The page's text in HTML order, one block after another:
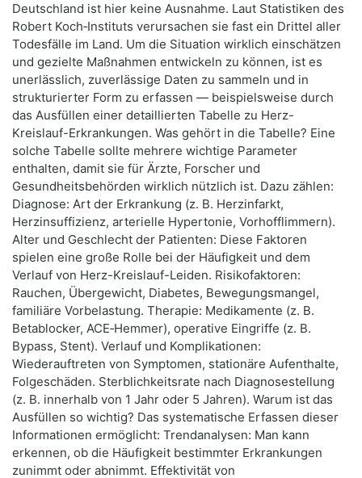
Deutschland ist hier keine Ausnahme. Laut Statistiken des
Robert Koch‑Instituts verursachen sie fast ein Drittel aller
Todesfälle im Land. Um die Situation wirklich einschätzen
und gezielte Maßnahmen entwickeln zu können, ist es
unerlässlich, zuverlässige Daten zu sammeln und in
strukturierter Form zu erfassen — beispielsweise durch
das Ausfüllen einer detaillierten Tabelle zu Herz-
Kreislauf-Erkrankungen. Was gehört in die Tabelle? Eine
solche Tabelle sollte mehrere wichtige Parameter
enthalten, damit sie für Ärzte, Forscher und
Gesundheitsbehörden wirklich nützlich ist. Dazu zählen:
Diagnose: Art der Erkrankung (z. B. Herzinfarkt,
Herzinsuffizienz, arterielle Hypertonie, Vorhofflimmern).
Alter und Geschlecht der Patienten: Diese Faktoren
spielen eine große Rolle bei der Häufigkeit und dem
Verlauf von Herz-Kreislauf-Leiden. Risikofaktoren:
Rauchen, Übergewicht, Diabetes, Bewegungsmangel,
familiäre Vorbelastung. Therapie: Medikamente (z. B.
Betablocker, ACE‑Hemmer), operative Eingriffe (z. B.
Bypass, Stent). Verlauf und Komplikationen:
Wiederauftreten von Symptomen, stationäre Aufenthalte,
Folgeschäden. Sterblichkeitsrate nach Diagnosestellung
(z. B. innerhalb von 1 Jahr oder 5 Jahren). Warum ist das
Ausfüllen so wichtig? Das systematische Erfassen dieser
Informationen ermöglicht: Trendanalysen: Man kann
erkennen, ob die Häufigkeit bestimmter Erkrankungen
zunimmt oder abnimmt. Effektivität von